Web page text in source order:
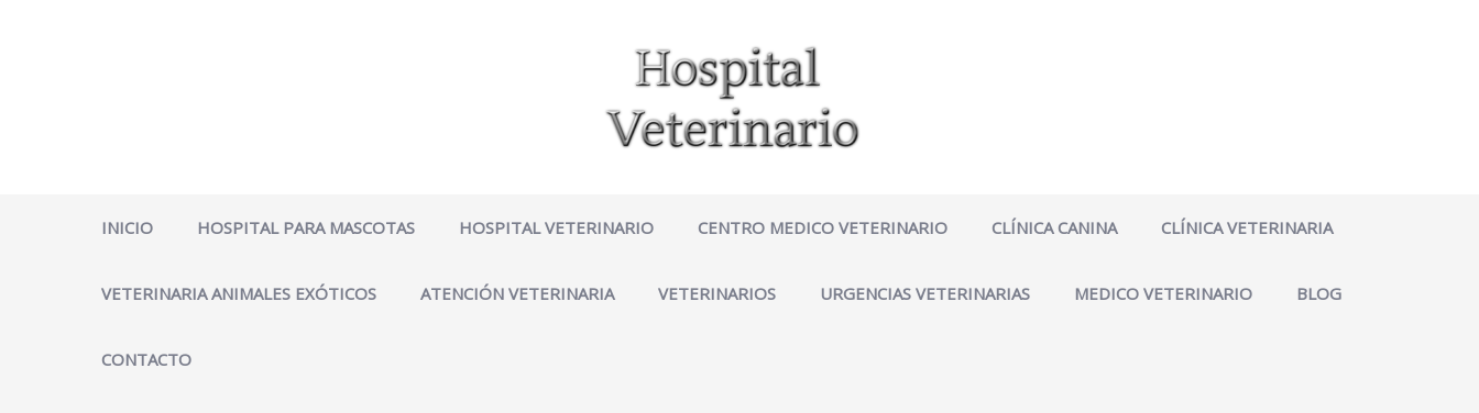
INICIO HOSPITAL PARA MASCOTAS HOSPITAL VETERINARIO CENTRO MEDICO VETERINARIO CLÍNICA CANINA CLÍNICA VETERINARIA
VETERINARIA ANIMALES EXÓTICOS ATENCIÓN VETERINARIA VETERINARIOS URGENCIAS VETERINARIAS MEDICO VETERINARIO BLOG
CONTACTO